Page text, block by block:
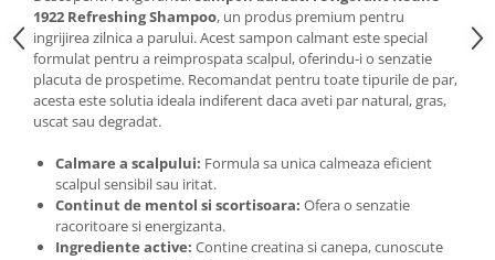
1922 Refreshing Shampoo, un produs premium pentru
ingrijirea zilnica a parului. Acest sampon calmant este special
formulat pentru a reimprospata scalpul, oferindu-i o senzatie
placuta de prospetime. Recomandat pentru toate tipurile de par,
acesta este solutia ideala indiferent daca aveti par natural, gras,
uscat sau degradat.
Calmare a scalpului: Formula sa unica calmeaza eficient
scalpul sensibil sau iritat.
Continut de mentol si scortisoara: Ofera o senzatie
racoritoare si energizanta.
Ingrediente active: Contine creatina si canepa, cunoscute